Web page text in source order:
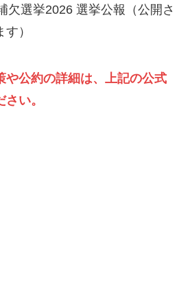
欠選挙2026 選挙公報（公開さ
）
公約の詳細は、上記の公式
い。